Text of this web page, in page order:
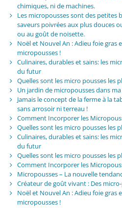
chimiques, ni de machines.
Les micropousses sont des petites
saveurs poivrées aux plus douces
ou au goût de noisette.
Noël et Nouvel An : Adieu foie gras
micropousses !
Culinaires, durables et sains: les
du futur
Quelles sont les micro pousses les
Un jardin de micropousses dans
Jamais le concept de la ferme à la
sans arrosoir ni terreau !
Comment Incorporer les
Quelles sont les micro pousses les
Culinaires, durables et sains: les
du futur
Quelles sont les micro pousses les
Comment Incorporer les
Micropousses – La nouvelle
Créateur de goût vivant : Des
Noël et Nouvel An : Adieu foie gras
micropousses !